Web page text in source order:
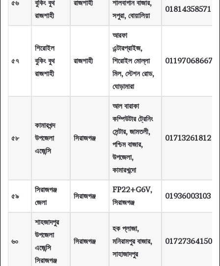
৫৬
বুকিং বুথ
রাজশাহী
রাজশাহী
শালবাগান বাজার,
সপুরা, বোয়ালিয়া
01814358571
৫৭
শিরোইল
বুকিং বুথ
রাজশাহী
রাজশাহী
আরফা
এন্টারপ্রাইজ,
শিরোইল মোল্লা
মিল, স্টেশন রোড,
ঘোড়ামারা
01197068667
৫৮
কামারখন্দ
উপজেলা
এজেন্সি
সিরাজগঞ্জ
আল বারাকা
কম্পিউটার ট্রেনিং
সেন্টার, জামতলী,
পশ্চিম বাজার,
উপজেলা,
কামারখন্দো
01713261812
৫৯
সিরাজগঞ্জ
জেলা
সিরাজগঞ্জ
FP22+G6V,
সিরাজগঞ্জ
01936003103
৬০
শাহজাদপুর
উপজেলা
এজেন্সি
সিরাজগঞ্জ
সিরাজগঞ্জ
হক প্লাজা,
মনিরামপুর বাজার,
সাহাজাদপুর
01727364150